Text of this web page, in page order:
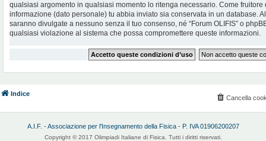
qualsiasi argomento in qualsiasi momento lo ritenga necessario. Come
informazione (dato personale) tu abbia inviato sia conservata in un database.
saranno divulgate a nessuno senza il tuo consenso, né “Forum OLIFIS” o
qualsiasi violazione al sistema che possa compromettere queste informazioni.
Indice
Cancella
A.I.F. - Associazione per l'Insegnamento della Fisica - P. IVA 01906200207
Copyright © 2017 Olimpiadi Italiane di Fisica. Tutti i diritti riservati.